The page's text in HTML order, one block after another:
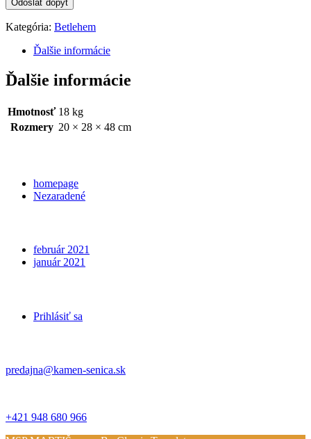
Kategória: Betlehem
Ďalšie informácie
Ďalšie informácie
Hmotnosť 18 kg
Rozmery 20 × 28 × 48 cm
homepage
Nezaradené
február 2021
január 2021
Prihlásiť sa
predajna@kamen-senica.sk
+421 948 680 966